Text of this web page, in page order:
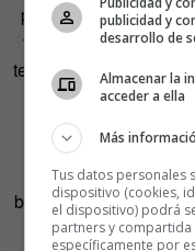
pueda enseñar a
tiene diferentes
tema de la
enseñar a montar
Con el libro
enseñanza en las
bicicleta de toda
no sabe montar y
publicidad y
desarrollo de
Almacenar la
acceder a ella
Más
Tus datos personales
dispositivo (cookies,
el dispositivo) podrá
partners y
específicamente por